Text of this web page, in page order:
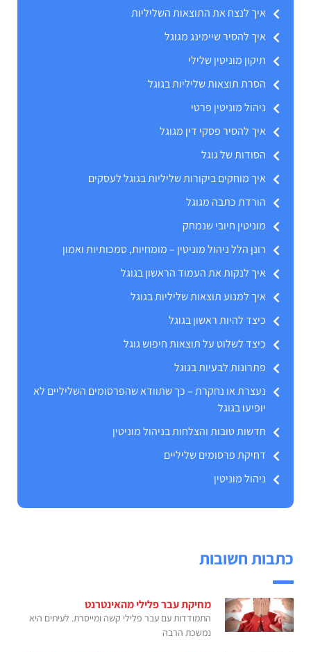
איך לנצח את התוצאות השליליות
איך להסיר שיימינג מגוגל
תיקון מוניטין שלילי
הסרת תוצאות שליליות בגוגל
ניהול מוניטין פרטי
איך להסיר פסקי דין מגוגל
הסודות של גוגל
איך מוחקים ביקורות שליליות בגוגל לעסקים
הורדת כתבה מגוגל
מוניטין חיובי שנמחק
רונן הלל ניהול מוניטין – מומחיות, סמכותיות ואמון
איך לנקות את העמוד הראשון בגוגל
איך למנוע תוצאות שליליות בגוגל
כיצד להיות ראשון בגוגל
כיצד לשלוט על תוצאות חיפוש גוגל
פתרונות לבעיות בגוגל
נעצרת או נחקרת – כך שתוודא שהפרסומים השליליים לא
יופיעו בגוגל
חדשות טובות והצלחות בניהול מוניטין
דחיקת פרסומים שליליים
ניהול מוניטין
כתבות חשובות
מחיקת עבר פלילי מהאינטרנט
התמודדות עם עבר פלילי קשה ומייסרת. לעיתים היא
נמשכת הרבה